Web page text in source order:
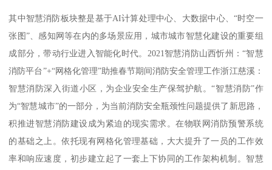
其中智慧消防板块整是基于AI计算处理中心、大数据中心、“时空一
张图”、感知网等在内的多场景应用，城市城市智慧化建设的重要组
成部分，带动行业进入智能化时代。2021智慧消防山西忻州：“智慧
消防平台”+“网格化管理”助推春节期间消防安全管理工作浙江慈溪：
智慧消防深入街道小区，为企业安全生产保驾护航。“智慧消防”作
为“智慧城市”的一部分，为当前消防安全瓶颈性问题提供了新思路，
积推进智慧消防建设成为紧迫的现实需求。在物联网消防预警系统
的基础之上。依托现有网格化管理基础，大大提升了一员的工作效
率和响应速度，初步建立起了一套上下协同的工作架构机制。智慧